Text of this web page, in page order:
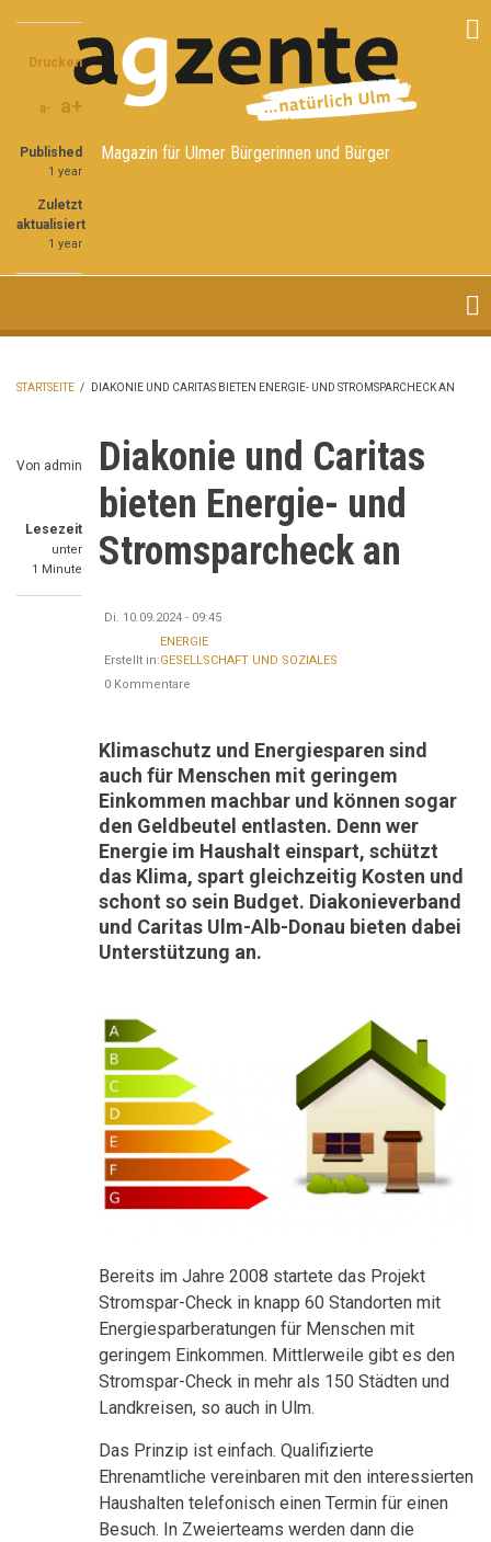
Inhalt
Magazin für Ulmer Bürgerinnen und Bürger
STARTSEITE / DIAKONIE UND CARITAS BIETEN ENERGIE- UND STROMSPARCHECK AN
Von admin
Lesezeit
unter
1 Minute
Share
on
Facebook
Share
on
Twitter
Share
through
email
Drucken
a- a+
Published
1 year
Zuletzt
aktualisiert
1 year
Diakonie und Caritas
bieten Energie- und
Stromsparcheck an
Di. 10.09.2024 - 09:45
Erstellt in:
ENERGIE
GESELLSCHAFT UND SOZIALES
0 Kommentare
Klimaschutz und Energiesparen sind
auch für Menschen mit geringem
Einkommen machbar und können sogar
den Geldbeutel entlasten. Denn wer
Energie im Haushalt einspart, schützt
das Klima, spart gleichzeitig Kosten und
schont so sein Budget. Diakonieverband
und Caritas Ulm-Alb-Donau bieten dabei
Unterstützung an.
Bereits im Jahre 2008 startete das Projekt
Stromspar-Check in knapp 60 Standorten mit
Energiesparberatungen für Menschen mit
geringem Einkommen. Mittlerweile gibt es den
Stromspar-Check in mehr als 150 Städten und
Landkreisen, so auch in Ulm.
Das Prinzip ist einfach. Qualifizierte
Ehrenamtliche vereinbaren mit den interessierten
Haushalten telefonisch einen Termin für einen
Besuch. In Zweierteams werden dann die